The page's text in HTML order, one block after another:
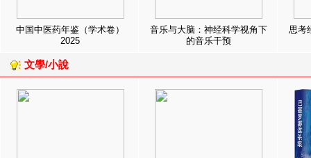
中国中医药年鉴（学术卷）
2025
音乐与大脑：神经科学视角下
的音乐干预
思考
文學/小說